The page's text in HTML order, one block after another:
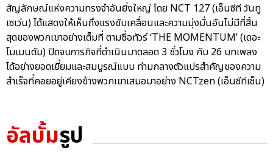
สัญลักษณ์แห่งความทรงจำอันยิ่งใหญ่ โดย NCT 127 (เอ็นซีที วันทู
เซเว่น) ได้แสดงให้เห็นถึงแรงขับเคลื่อนและความมุ่งมั่นอันไม่มีที่สิ้น
สุดของพวกเขาอย่างเต็มที่ ตามชื่อทัวร์ ‘THE MOMENTUM’ (เดอะ
โมเมนตัม) ปิดจบภารกิจที่ดำเนินมาตลอด 3 ชั่วโมง กับ 26 บทเพลง
ได้อย่างยอดเยี่ยมและสมบูรณ์แบบ ท่ามกลางตัวแปรสำคัญของความ
สำเร็จที่คอยอยู่เคียงข้างพวกเขาเสมอมาอย่าง NCTzen (เอ็นซีทีเซ็น)
อัลบั้มรูป